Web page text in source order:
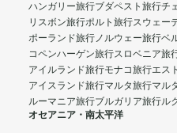
ハンガリー旅行ブダペスト旅行チ
リスボン旅行ポルト旅行スウェー
ポーランド旅行ノルウェー旅行ベ
コペンハーゲン旅行スロベニア旅
アイルランド旅行モナコ旅行エス
アイスランド旅行マルタ旅行マル
ルーマニア旅行ブルガリア旅行ル
オセアニア・南太平洋